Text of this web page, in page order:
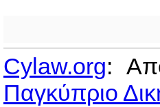
Cylaw.org:
Παγκύπριο